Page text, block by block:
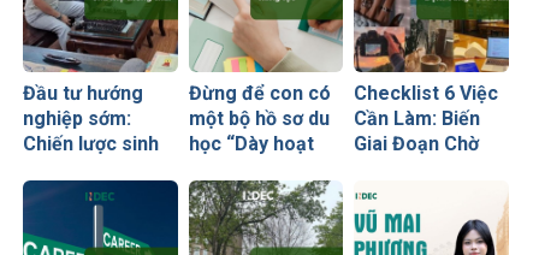
Đầu tư hướng
nghiệp sớm:
Chiến lược sinh
của những cha
Đừng để con có
một bộ hồ sơ du
học “Dày hoạt
thiếu năng lực”
Checklist 6 Việc
Cần Làm: Biến
Giai Đoạn Chờ
“Bước Đệm
Vàng” Cất Cánh